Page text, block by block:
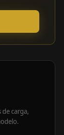
carga,